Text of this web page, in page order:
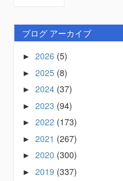
ブログ アーカイブ
►2026 (5)
►2025 (8)
►2024 (37)
►2023 (94)
►2022 (173)
►2021 (267)
►2020 (300)
►2019 (337)